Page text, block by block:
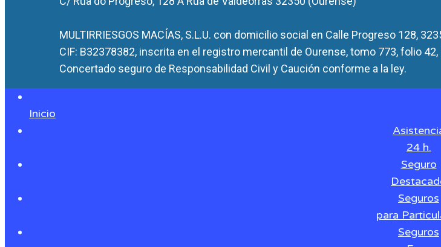
MULTIRRIESGOS MACÍAS, S.L.U. con domicilio social en Calle Progreso 128,
CIF: B32378382, inscrita en el registro mercantil de Ourense, tomo 773, folio
Concertado seguro de Responsabilidad Civil y Caución conforme a la ley.
Inicio
24 h.
Seguro
Seguros
para
Seguros